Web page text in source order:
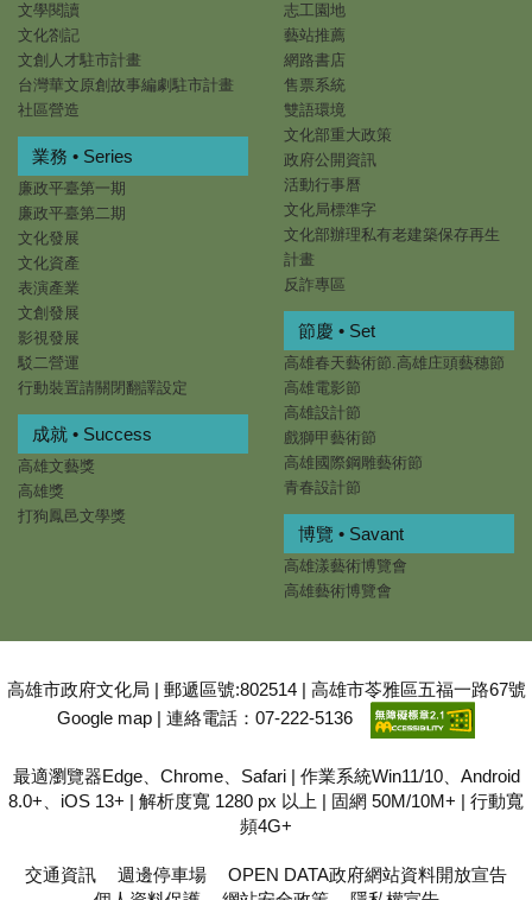
文學閱讀
文化劄記
文創人才駐市計畫
台灣華文原創故事編劇駐市計畫
社區營造
志工園地
藝站推薦
網路書店
售票系統
雙語環境
文化部重大政策
政府公開資訊
活動行事曆
文化局標準字
文化部辦理私有老建築保存再生
計畫
反詐專區
業務 • Series
廉政平臺第一期
廉政平臺第二期
文化發展
文化資產
表演產業
文創發展
影視發展
駁二營運
行動裝置請關閉翻譯設定
節慶 • Set
高雄春天藝術節.高雄庄頭藝穗節
高雄電影節
高雄設計節
戲獅甲藝術節
高雄國際鋼雕藝術節
青春設計節
成就 • Success
高雄文藝獎
高雄獎
打狗鳳邑文學獎
博覽 • Savant
高雄漾藝術博覽會
高雄藝術博覽會
高雄市政府文化局 | 郵遞區號:802514 | 高雄市苓雅區五福一路67號
Google map | 連絡電話：07-222-5136
最適瀏覽器Edge、Chrome、Safari | 作業系統Win11/10、Android
8.0+、iOS 13+ | 解析度寬 1280 px 以上 | 固網 50M/10M+ | 行動寬
頻4G+
交通資訊 週邊停車場
OPEN DATA政府網站資料開放宣告